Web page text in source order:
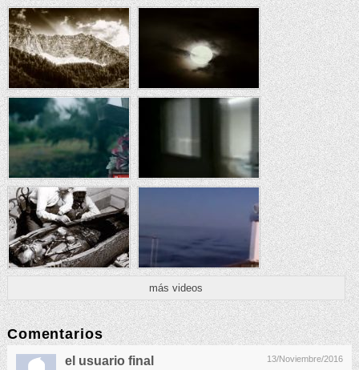
más videos
Comentarios
13/Noviembre/2016
el usuario final